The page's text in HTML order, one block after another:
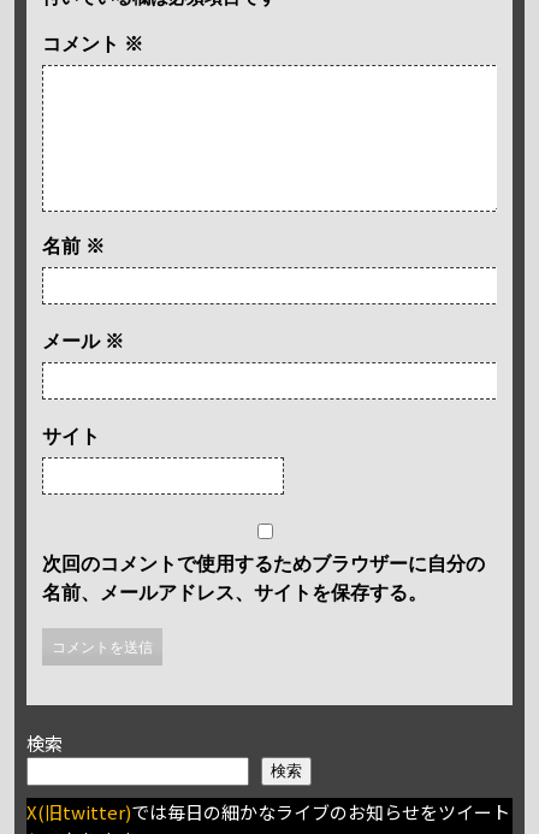
コメント ※
名前 ※
メール ※
サイト
次回のコメントで使用するためブラウザーに自分の
名前、メールアドレス、サイトを保存する。
検索
検索
X(旧twitter)では毎日の細かなライブのお知らせをツイート